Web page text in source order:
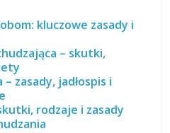
kluczowe zasady i
– skutki,
zasady, jadłospis i
rodzaje i zasady